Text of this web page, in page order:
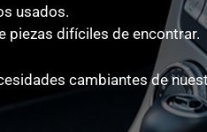
usados.
piezas difíciles de encontrar.
cambiantes de